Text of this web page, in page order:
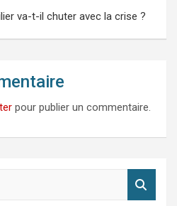
va-t-il chuter avec la crise ?
pour publier un commentaire.